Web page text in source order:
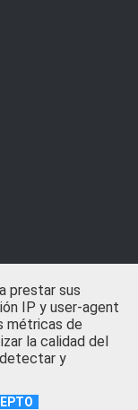
Contactar
prestar sus
IP y user-agent
métricas de
la calidad del
y